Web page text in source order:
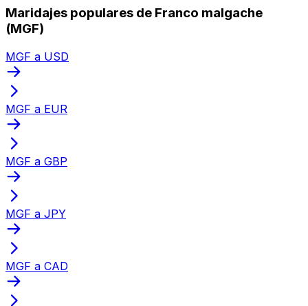
Maridajes populares de Franco malgache
(MGF)
MGF a USD
MGF a EUR
MGF a GBP
MGF a JPY
MGF a CAD